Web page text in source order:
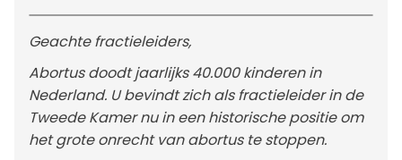
Geachte fractieleiders,
Abortus doodt jaarlijks 40.000 kinderen in
Nederland. U bevindt zich als fractieleider in de
Tweede Kamer nu in een historische positie om
het grote onrecht van abortus te stoppen.